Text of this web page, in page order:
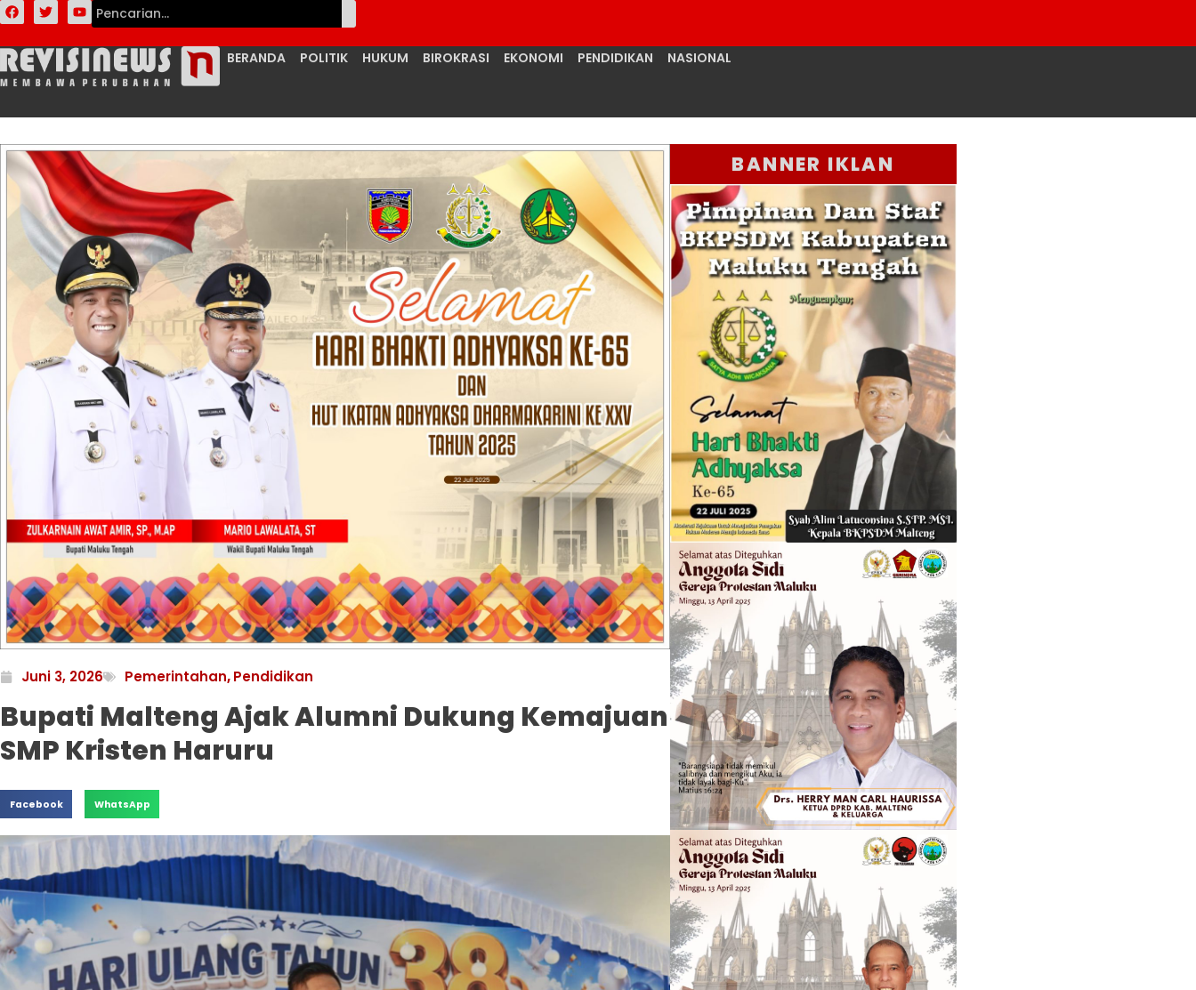
BERANDA POLITIK HUKUM BIROKRASI EKONOMI PENDIDIKAN NASIONAL
Juni 3, 2026 Pemerintahan,Pendidikan
Bupati Malteng Ajak Alumni Dukung Kemajuan
SMP Kristen Haruru
Facebook WhatsApp
BANNER IKLAN